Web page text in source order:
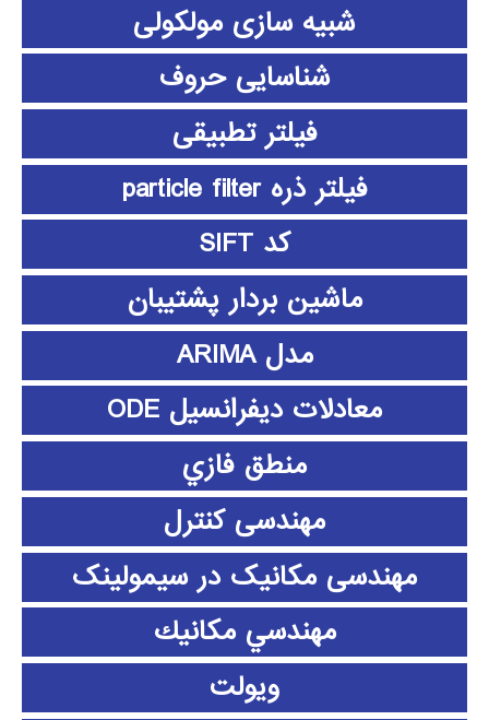
شبیه سازی مولکولی
شناسایی حروف
فیلتر تطبیقی
فیلتر ذره particle filter
کد SIFT
ماشین بردار پشتیبان
مدل ARIMA
معادلات دیفرانسیل ODE
منطق فازي
مهندسی کنترل
مهندسی مکانیک در سیمولینک
مهندسي مكانيك
ویولت